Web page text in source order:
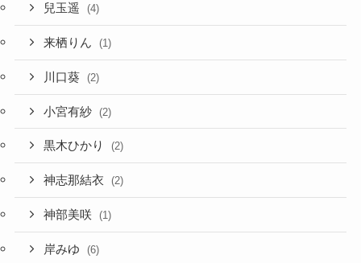
兒玉遥 (4)
来栖りん (1)
川口葵 (2)
小宮有紗 (2)
黒木ひかり (2)
神志那結衣 (2)
神部美咲 (1)
岸みゆ (6)